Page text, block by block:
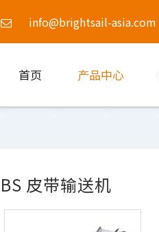
info@brightsail-asia.com
首页 产品中心
BS 皮带输送机